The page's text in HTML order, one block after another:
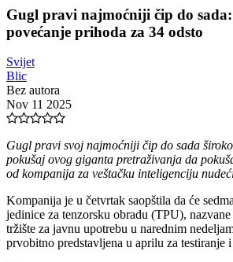
Gugl pravi najmoćniji čip do
povećanje prihoda za 34 odsto
Svijet
Blic
Bez autora
Nov 11 2025
Gugl pravi svoj najmoćniji čip do sada
pokušaj ovog giganta pretraživanja da
od kompanija za veštačku inteligenciju
Kompanija je u četvrtak saopštila da će
jedinice za tenzorsku obradu (TPU),
tržište za javnu upotrebu u narednim
prvobitno predstavljena u aprilu za testiranje